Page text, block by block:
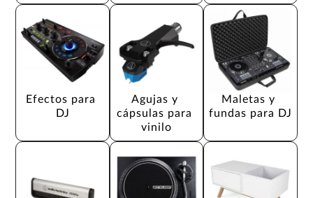
Efectos para
DJ
Agujas y
cápsulas para
vinilo
Maletas y
fundas para DJ